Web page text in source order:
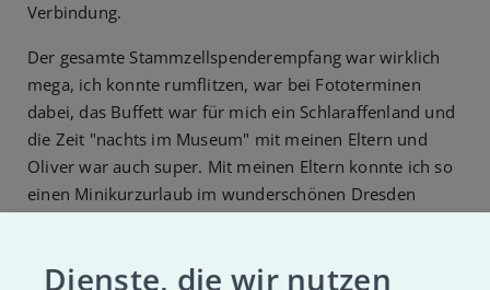
Verbindung.
Der gesamte Stammzellspenderempfang war wirklich
mega, ich konnte rumflitzen, war bei Fototerminen
dabei, das Buffett war für mich ein Schlaraffenland und
die Zeit "nachts im Museum" mit meinen Eltern und
Oliver war auch super. Mit meinen Eltern konnte ich so
einen Minikurzurlaub im wunderschönen Dresden
Dienste, die wir nutzen